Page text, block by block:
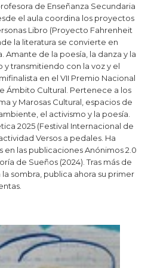
de Enseñanza Secundaria
el aula coordina los proyectos
Libro (Proyecto Fahrenheit
la literatura se convierte en
Amante de la poesía, la danza y la
y transmitiendo con la voz y el
en el VII Premio Nacional
Ámbito Cultural. Pertenece a los
y Marosas Cultural, espacios de
el activismo y la poesía.
2025 (Festival Internacional de
Versos a pedales. Ha
las publicaciones Anónimos 2.0
de Sueños (2024). Tras más de
sombra, publica ahora su primer